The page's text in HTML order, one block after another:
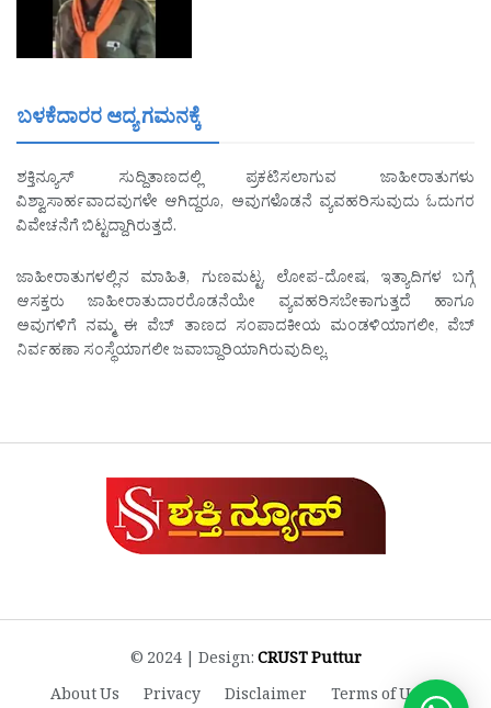
ಬಳಕೆದಾರರ ಆದ್ಯ ಗಮನಕ್ಕೆ
ಶಕ್ತಿನ್ಯೂಸ್ ಸುದ್ದಿತಾಣದಲ್ಲಿ ಪ್ರಕಟಿಸಲಾಗುವ ಜಾಹೀರಾತುಗಳು
ವಿಶ್ವಾಸಾರ್ಹವಾದವುಗಳೇ ಆಗಿದ್ದರೂ, ಅವುಗಳೊಡನೆ ವ್ಯವಹರಿಸುವುದು ಓದುಗರ
ವಿವೇಚನೆಗೆ ಬಿಟ್ಟದ್ದಾಗಿರುತ್ತದೆ.
ಜಾಹೀರಾತುಗಳಲ್ಲಿನ ಮಾಹಿತಿ, ಗುಣಮಟ್ಟ, ಲೋಪ-ದೋಷ, ಇತ್ಯಾದಿಗಳ ಬಗ್ಗೆ
ಆಸಕ್ತರು ಜಾಹೀರಾತುದಾರರೊಡನೆಯೇ ವ್ಯವಹರಿಸಬೇಕಾಗುತ್ತದೆ ಹಾಗೂ
ಅವುಗಳಿಗೆ ನಮ್ಮ ಈ ವೆಬ್ ತಾಣದ ಸಂಪಾದಕೀಯ ಮಂಡಳಿಯಾಗಲೀ, ವೆಬ್
ನಿರ್ವಹಣಾ ಸಂಸ್ಥೆಯಾಗಲೀ ಜವಾಬ್ದಾರಿಯಾಗಿರುವುದಿಲ್ಲ.
© 2024 | Design:CRUST Puttur
About Us
Privacy Disclaimer Terms of Use